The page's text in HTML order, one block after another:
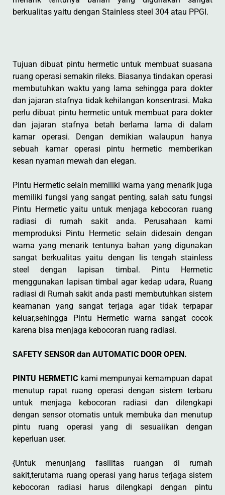
berkualitas yaitu dengan Stainless steel 304 atau PPGI.
Tujuan dibuat pintu hermetic untuk membuat suasana
ruang operasi semakin rileks. Biasanya tindakan operasi
membutuhkan waktu yang lama sehingga para dokter
dan jajaran stafnya tidak kehilangan konsentrasi. Maka
perlu dibuat pintu hermetic untuk membuat para dokter
dan jajaran stafnya betah berlama lama di dalam
kamar operasi. Dengan demikian walaupun hanya
sebuah kamar operasi pintu hermetic memberikan
kesan nyaman mewah dan elegan.
Pintu Hermetic selain memiliki warna yang menarik juga
memiliki fungsi yang sangat penting, salah satu fungsi
Pintu Hermetic yaitu untuk menjaga kebocoran ruang
radiasi di rumah sakit anda. Perusahaan kami
memproduksi Pintu Hermetic selain didesain dengan
warna yang menarik tentunya bahan yang digunakan
sangat berkualitas yaitu dengan lis tengah stainless
steel dengan lapisan timbal. Pintu Hermetic
menggunakan lapisan timbal agar kedap udara, Ruang
radiasi di Rumah sakit anda pasti membutuhkan sistem
keamanan yang sangat terjaga agar tidak terpapar
keluar,sehingga Pintu Hermetic warna sangat cocok
karena bisa menjaga kebocoran ruang radiasi.
SAFETY SENSOR dan AUTOMATIC DOOR OPEN.
PINTU HERMETICkami mempunyai kemampuan dapat
menutup rapat ruang operasi dengan sistem terbaru
untuk menjaga kebocoran radiasi dan dilengkapi
dengan sensor otomatis untuk membuka dan menutup
pintu ruang operasi yang di sesuaiikan dengan
keperluan user.
{Untuk menunjang fasilitas ruangan di rumah
sakit,terutama ruang operasi yang harus terjaga sistem
kebocoran radiasi harus dilengkapi dengan pintu